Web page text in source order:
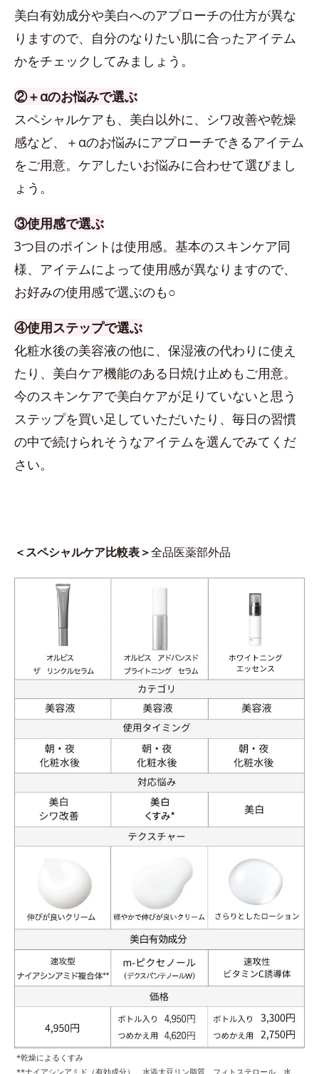
美白有効成分や美白へのアプローチの仕方が異な
りますので、自分のなりたい肌に合ったアイテム
かをチェックしてみましょう。
②＋αのお悩みで選ぶ
スペシャルケアも、美白以外に、シワ改善や乾燥
感など、＋αのお悩みにアプローチできるアイテム
をご用意。ケアしたいお悩みに合わせて選びまし
ょう。
③使用感で選ぶ
3つ目のポイントは使用感。基本のスキンケア同
様、アイテムによって使用感が異なりますので、
お好みの使用感で選ぶのも○
④使用ステップで選ぶ
化粧水後の美容液の他に、保湿液の代わりに使え
たり、美白ケア機能のある日焼け止めもご用意。
今のスキンケアで美白ケアが足りていないと思う
ステップを買い足していただいたり、毎日の習慣
の中で続けられそうなアイテムを選んでみてくだ
さい。
＜スペシャルケア比較表＞全品医薬部外品
*乾燥によるくすみ
**ナイアシンアミド（有効成分）、水添大豆リン脂質、フィトステロール、水